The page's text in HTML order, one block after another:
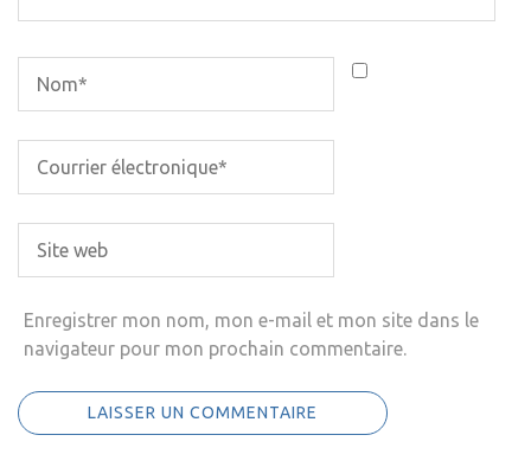
Enregistrer mon nom, mon e-mail et mon site dans le
navigateur pour mon prochain commentaire.